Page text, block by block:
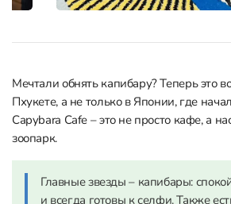
Мечтали обнять капибару? Теперь это
Пхукете, а не только в Японии, где
Capybara Cafe – это не просто кафе, а
зоопарк.
Главные звезды – капибары:
и всегда готовы к селфи. Также